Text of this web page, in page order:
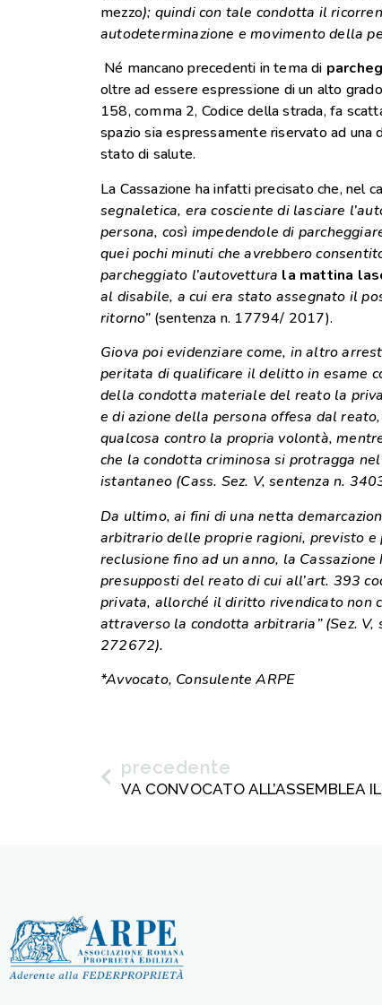
mezzo); quindi con tale condotta il
autodeterminazione e movimento della
Né mancano precedenti in tema di
oltre ad essere espressione di un alto
158, comma 2, Codice della strada, fa
spazio sia espressamente riservato ad
stato di salute.
La Cassazione ha infatti precisato che, nel
segnaletica, era cosciente di lasciare
persona, così impedendole di
quei pochi minuti che avrebbero
parcheggiato l’autovettura la mattina
al disabile, a cui era stato assegnato il
ritorno” (sentenza n. 17794/ 2017).
Giova poi evidenziare come, in altro
peritata di qualificare il delitto in esame
della condotta materiale del reato la
e di azione della persona offesa dal
qualcosa contro la propria volontà,
che la condotta criminosa si protragga
istantaneo (Cass. Sez. V, sentenza n.
Da ultimo, ai fini di una netta
arbitrario delle proprie ragioni, previsto e
reclusione fino ad un anno, la
presupposti del reato di cui all’art. 393
privata, allorché il diritto rivendicato non
attraverso la condotta arbitraria” (Sez.
272672).
*Avvocato, Consulente ARPE
precedente